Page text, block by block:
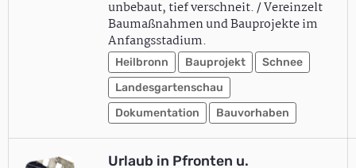
unbebaut, tief verschneit. / Vereinzelt
Baumaßnahmen und Bauprojekte im
Anfangsstadium.
Heilbronn Bauprojekt
Schnee
Landesgartenschau
Dokumentation
Bauvorhaben
Urlaub in Pfronten u.